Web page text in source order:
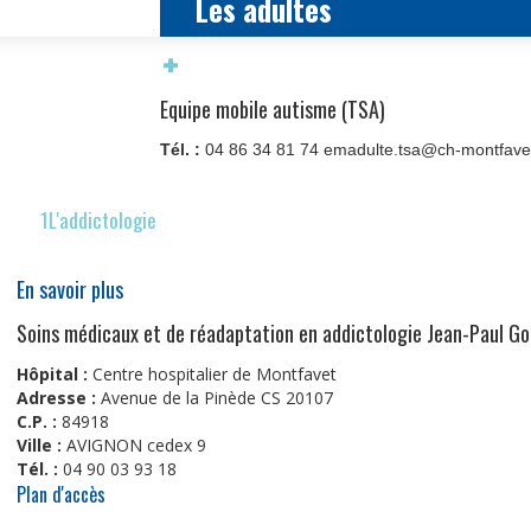
Les adultes
Equipe mobile autisme (TSA)
Tél. : 04 86 34 81 74 emadulte.tsa@ch-
1L'addictologie
En savoir plus
Soins médicaux et de réadaptation en addictologie Jean-Paul
Hôpital : Centre hospitalier de Montfavet
Adresse : Avenue de la Pinède CS 20107
C.P. : 84918
Ville : AVIGNON cedex 9
Tél. : 04 90 03 93 18
Plan d'accès